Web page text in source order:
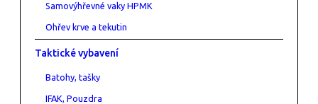
Samovýhřevné vaky HPMK
Ohřev krve a tekutin
Taktické vybavení
Batohy, tašky
IFAK, Pouzdra